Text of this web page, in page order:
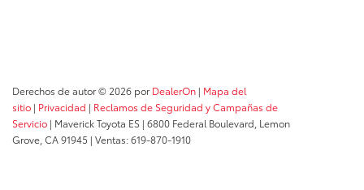
Derechos de autor © 2026 porDealerOn | Mapa del
sitio | Privacidad | Reclamos de Seguridad y Campañas de
Servicio | Maverick Toyota ES | 6800 Federal Boulevard, Lemon
Grove, CA91945 | Ventas:619-870-1910